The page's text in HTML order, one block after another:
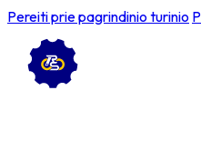
Pereiti prie pagrindinio turinio